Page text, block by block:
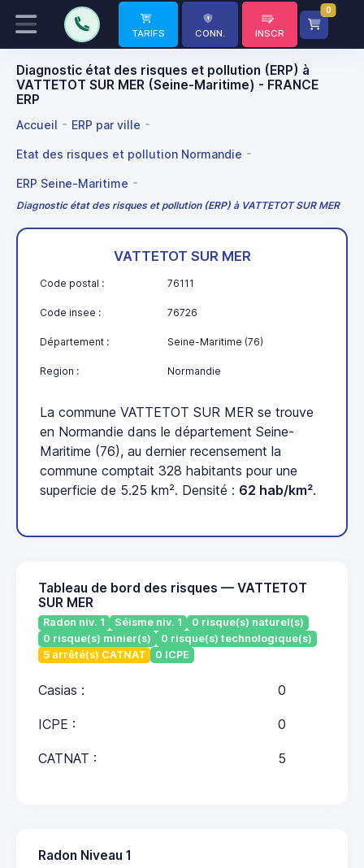
TARIFS CONN. INSCR
0
Diagnostic état des risques et pollution (ERP) à
VATTETOT SUR MER (Seine-Maritime) - FRANCE
ERP
Accueil ERP par ville
Etat des risques et pollution Normandie
ERP Seine-Maritime
Diagnostic état des risques et pollution (ERP) à VATTETOT SUR MER
VATTETOT SUR MER
Code postal : 76111
Code insee : 76726
Département : Seine-Maritime (76)
Region : Normandie
La commune VATTETOT SUR MER se trouve
en Normandie dans le département Seine-
Maritime (76), au dernier recensement la
commune comptait 328 habitants pour une
superficie de 5.25 km². Densité : 62 hab/km².
Tableau de bord des risques — VATTETOT
SUR MER
Radon niv. 1 Séisme niv. 1
0 risque(s) naturel(s)
0 risque(s) minier(s)
0 risque(s) technologique(s)
5 arrêté(s) CATNAT
0 ICPE
Casias : 0
ICPE : 0
CATNAT : 5
Radon Niveau 1